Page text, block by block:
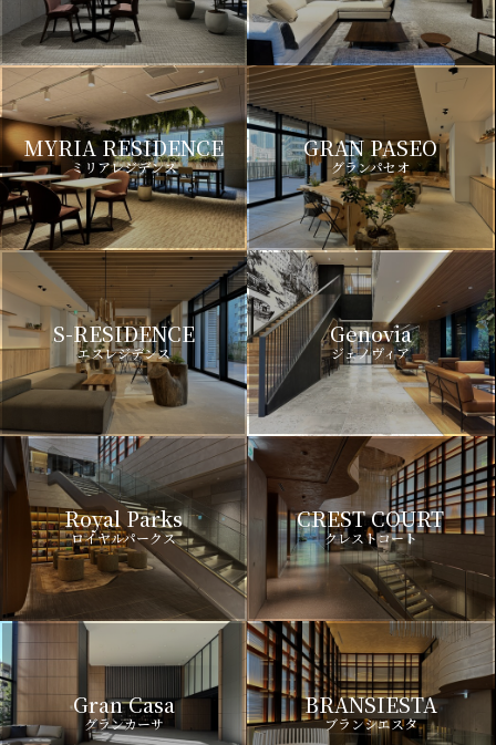
MYRIA RESIDENCE
ミリアレジデンス
GRAN PASEO
グランパセオ
S-RESIDENCE
エスレジデンス
Genovia
ジェノヴィア
Royal Parks
ロイヤルパークス
CREST COURT
クレストコート
Gran Casa
グランカーサ
BRANSIESTA
ブランシエスタ